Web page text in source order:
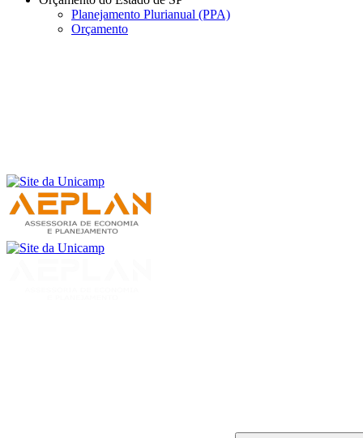
Planejamento Plurianual (PPA)
Orçamento